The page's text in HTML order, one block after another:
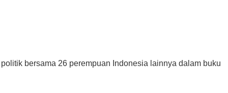
bersama 26 perempuan Indonesia lainnya dalam buku